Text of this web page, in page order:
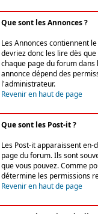
Que sont les Annonces ?
Les Annonces contiennent
devriez donc les lire dès
chaque page du forum
annonce dépend des
l'administrateur.
Revenir en haut de page
Que sont les Post-it ?
Les Post-it apparaissent
page du forum. Ils sont
que vous pouvez. Comme
détermine les permissions
Revenir en haut de page